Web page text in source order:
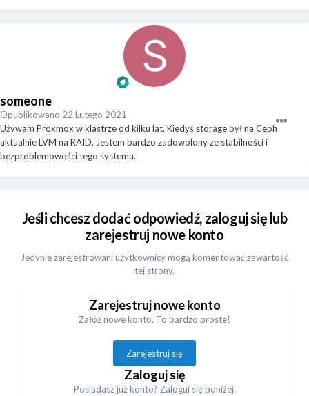
someone
Opublikowano 22 Lutego 2021
Używam Proxmox w klastrze od kilku lat. Kiedyś storage był na Ceph
aktualnie LVM na RAID. Jestem bardzo zadowolony ze stabilności i
bezproblemowości tego systemu.
Jeśli chcesz dodać odpowiedź, zaloguj się lub
zarejestruj nowe konto
Jedynie zarejestrowani użytkownicy mogą komentować zawartość
tej strony.
Zarejestruj nowe konto
Załóż nowe konto. To bardzo proste!
Zarejestruj się
Zaloguj się
Posiadasz już konto? Zaloguj się poniżej.